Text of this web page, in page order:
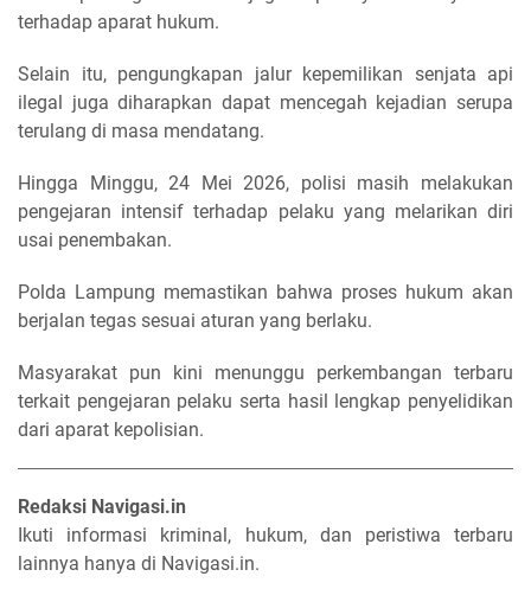
terhadap aparat hukum.
Selain itu, pengungkapan jalur kepemilikan senjata api
ilegal juga diharapkan dapat mencegah kejadian serupa
terulang di masa mendatang.
Hingga Minggu, 24 Mei 2026, polisi masih melakukan
pengejaran intensif terhadap pelaku yang melarikan diri
usai penembakan.
Polda Lampung memastikan bahwa proses hukum akan
berjalan tegas sesuai aturan yang berlaku.
Masyarakat pun kini menunggu perkembangan terbaru
terkait pengejaran pelaku serta hasil lengkap penyelidikan
dari aparat kepolisian.
Redaksi Navigasi.in
Ikuti informasi kriminal, hukum, dan peristiwa terbaru
lainnya hanya di Navigasi.in.